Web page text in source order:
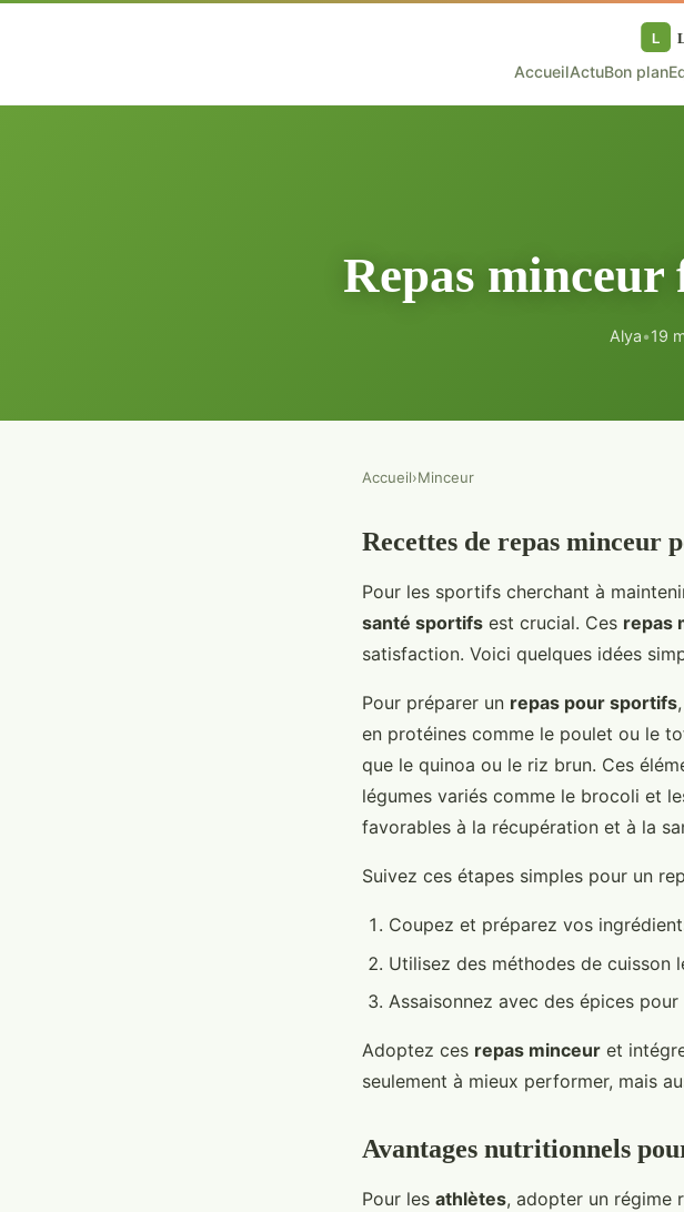
AccueilActuBon plan
Repas
Alya•19
Accueil›Minceur
Recettes de repas minceur
Pour les sportifs cherchant à
santé sportifs est crucial. Ces repas
satisfaction. Voici quelques idées
Pour préparer un repas pour sportifs
en protéines comme le poulet ou le
que le quinoa ou le riz brun. Ces
légumes variés comme le brocoli et
favorables à la récupération et à la
Suivez ces étapes simples pour un
Coupez et préparez vos
Utilisez des méthodes de cuisson
Assaisonnez avec des épices
Adoptez ces repas minceur et
seulement à mieux performer, mais
Avantages nutritionnels
Pour les athlètes, adopter un régime